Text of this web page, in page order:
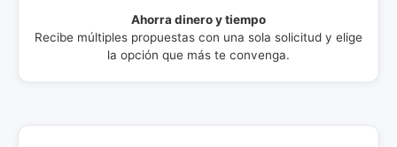
Ahorra dinero y tiempo
Recibe múltiples propuestas con una sola solicitud y elige
la opción que más te convenga.